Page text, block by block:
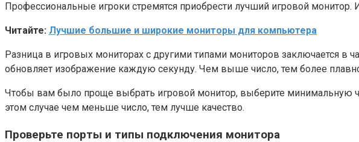
Профессиональные игроки стремятся приобрести лучший игровой
Читайте: Лучшие большие и широкие мониторы для компьютера
Разница в игровых мониторах с другими типами мониторов заключается в
обновляет изображение каждую секунду. Чем выше число, тем более
Чтобы вам было проще выбрать игровой монитор, выберите минимальную
этом случае чем меньше число, тем лучше качество.
Проверьте порты и типы подключения монитора